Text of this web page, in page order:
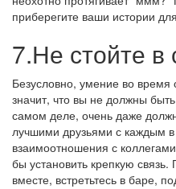
приберегите ваши истории
7.Не стойте в
Безусловно, умение во время
значит, что вы не должны
самом деле, очень даже
лучшими друзьями с каждым
взаимоотношения с
бы установить крепкую
вместе, встретьтесь в баре,